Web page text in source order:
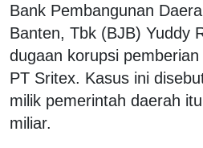
Bank Pembangunan
Banten, Tbk (BJB) Yuddy
dugaan korupsi
PT Sritex. Kasus ini
milik pemerintah daerah
miliar.